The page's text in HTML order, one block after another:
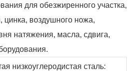
для обезжиренного участка,
цинка, воздушного ножа,
натяжения, масла, сдвига,
низкоуглеродистая сталь: